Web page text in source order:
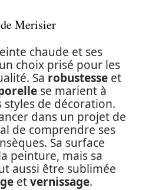
Merisier
chaude et ses
choix prisé pour les
Sa robustesse et
se marient à
styles de décoration.
dans un projet de
de comprendre ses
Sa surface
peinture, mais sa
aussi être sublimée
etvernissage.